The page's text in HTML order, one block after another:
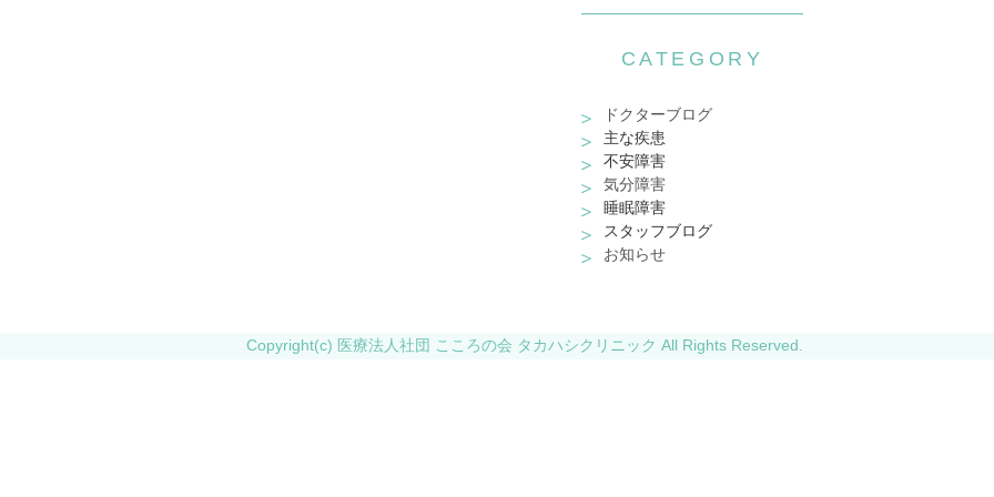
CATEGORY
ドクターブログ
主な疾患
不安障害
気分障害
睡眠障害
スタッフブログ
お知らせ
Copyright(c) 医療法人社団 こころの会 タカハシクリニック All Rights Reserved.